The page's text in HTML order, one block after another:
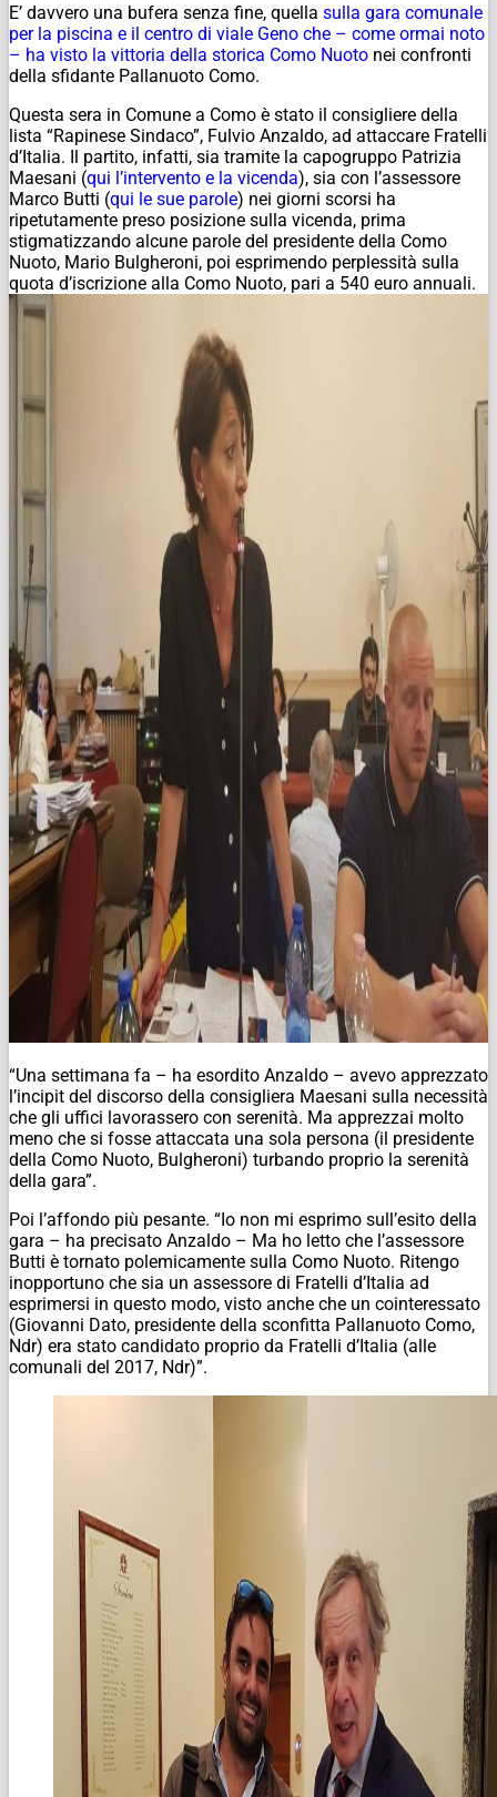
E’ davvero una bufera senza fine, quella sulla gara comunale
per la piscina e il centro di viale Geno che – come ormai noto
– ha visto la vittoria della storica Como Nuoto nei confronti
della sfidante Pallanuoto Como.
Questa sera in Comune a Como è stato il consigliere della
lista “Rapinese Sindaco”, Fulvio Anzaldo, ad attaccare Fratelli
d’Italia. Il partito, infatti, sia tramite la capogruppo Patrizia
Maesani (qui l’intervento e la vicenda), sia con l’assessore
Marco Butti (qui le sue parole) nei giorni scorsi ha
ripetutamente preso posizione sulla vicenda, prima
stigmatizzando alcune parole del presidente della Como
Nuoto, Mario Bulgheroni, poi esprimendo perplessità sulla
quota d’iscrizione alla Como Nuoto, pari a 540 euro annuali.
“Una settimana fa – ha esordito Anzaldo – avevo apprezzato
l’incipit del discorso della consigliera Maesani sulla necessità
che gli uffici lavorassero con serenità. Ma apprezzai molto
meno che si fosse attaccata una sola persona (il presidente
della Como Nuoto, Bulgheroni) turbando proprio la serenità
della gara”.
Poi l’affondo più pesante. “Io non mi esprimo sull’esito della
gara – ha precisato Anzaldo – Ma ho letto che l’assessore
Butti è tornato polemicamente sulla Como Nuoto. Ritengo
inopportuno che sia un assessore di Fratelli d’Italia ad
esprimersi in questo modo, visto anche che un cointeressato
(Giovanni Dato, presidente della sconfitta Pallanuoto Como,
Ndr) era stato candidato proprio da Fratelli d’Italia (alle
comunali del 2017, Ndr)”.